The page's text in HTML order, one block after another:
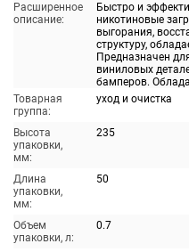
Расширенное
описание:
Быстро и
никотиновые
выгорания,
структуру,
Предназначен
виниловых
бамперов.
Товарная
группа:
уход и очистка
Высота
упаковки,
мм:
235
Длина
упаковки,
мм:
50
Объем
упаковки, л:
0.7